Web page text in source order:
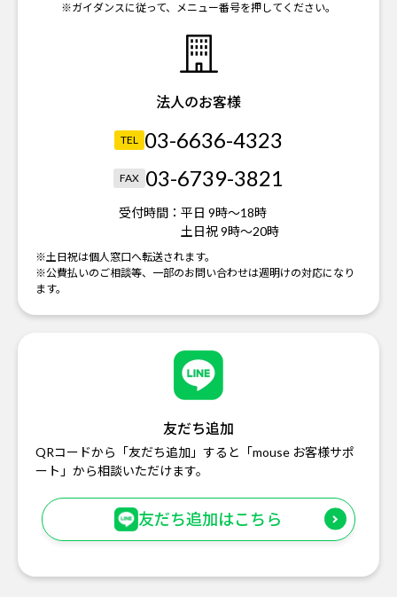
※ガイダンスに従って、メニュー番号を押してください。
法人のお客様
TEL 03-6636-4323
FAX 03-6739-3821
受付時間： 平日 9時～18時
土日祝 9時～20時
※土日祝は個人窓口へ転送されます。
※公費払いのご相談等、一部のお問い合わせは週明けの対応になり
ます。
友だち追加
QRコードから「友だち追加」すると「mouse お客様サポ
ート」から相談いただけます。
友だち追加はこちら